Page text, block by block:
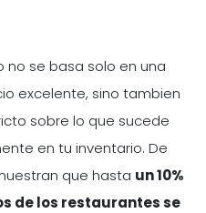
no se basa solo en una
excelente, sino tambien
sobre lo que sucede
en tu inventario. De
que hasta un 10%
de los restaurantes se